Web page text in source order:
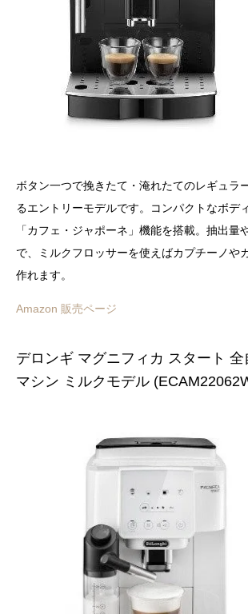
ボタン一つで挽きたて・淹れたてのレギュラ
るエントリーモデルです。コンパクトなボデ
「カフェ・ジャポーネ」機能を搭載。抽出量
で、ミルクフロッサーを使えばカプチーノや
作れます。
Amazon 販売ページ
デロンギ マグニフィカ スタート
マシン ミルクモデル